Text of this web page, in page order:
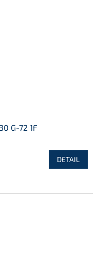
G-72 1F
DETAIL